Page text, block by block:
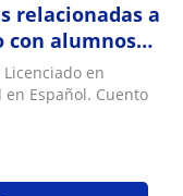
relacionadas a
con alumnos
en
Español. Cuento